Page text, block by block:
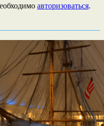
авторизоваться.